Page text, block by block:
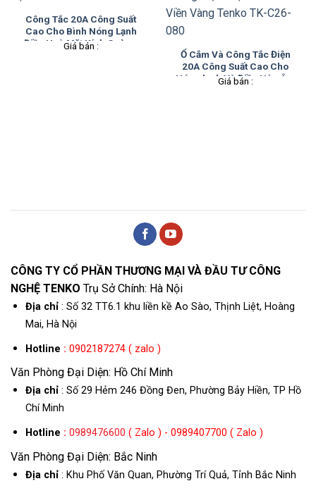
Công Tắc 20A Công Suất
Cao Cho Bình Nóng Lạnh
Điều Hoà Mặt Kính Cường
Giá bán :
Ổ Cắm Và Công Tắc Điện
20A Công Suất Cao Cho
Nóng lạnh Và Điều Hòa Âm
Giá bán :
CÔNG TY CỔ PHẦN THƯƠNG MẠI VÀ ĐẦU TƯ CÔNG
NGHỆ TENKO Trụ Sở Chính: Hà Nội
Địa chỉ: Số 32 TT6.1 khu liền kề Ao Sào, Thịnh Liệt, Hoàng
Mai, Hà Nội
Hotline : 0902187274 ( zalo )
Văn Phòng Đại Diện: Hồ Chí Minh
Địa chỉ: Số 29 Hẻm 246 Đồng Đen, Phường Bảy Hiền, TP Hồ
Chí Minh
Hotline : 0989476600 ( Zalo ) - 0989407700 ( Zalo )
Văn Phòng Đại Diện: Bắc Ninh
Địa chỉ: Khu Phố Văn Quan, Phường Trí Quả, Tỉnh Bắc Ninh